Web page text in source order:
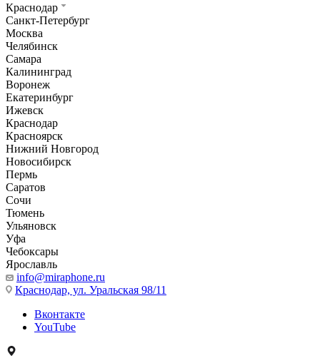
Краснодар
Санкт-Петербург
Москва
Челябинск
Самара
Калининград
Воронеж
Екатеринбург
Ижевск
Краснодар
Красноярск
Нижний Новгород
Новосибирск
Пермь
Саратов
Сочи
Тюмень
Ульяновск
Уфа
Чебоксары
Ярославль
info@miraphone.ru
Краснодар, ул. Уральская 98/11
Вконтакте
YouTube